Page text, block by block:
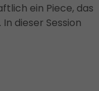
ein Piece, das
dieser Session